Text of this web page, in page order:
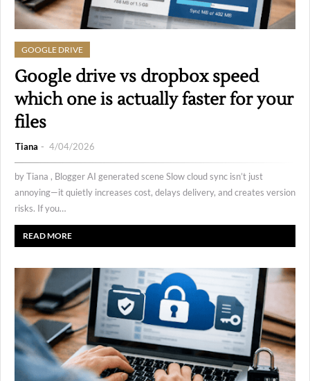
GOOGLE DRIVE
Google drive vs dropbox speed
which one is actually faster for your
files
Tiana 4/04/2026
by Tiana , Blogger AI generated scene Slow cloud sync isn’t just
annoying—it quietly increases cost, delays delivery, and creates version
risks. If you…
READ MORE